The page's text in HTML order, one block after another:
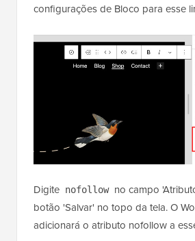
configurações de Bloco para esse
Digite nofollow no campo
botão 'Salvar' no topo da tela. O
adicionará o atributo nofollow a